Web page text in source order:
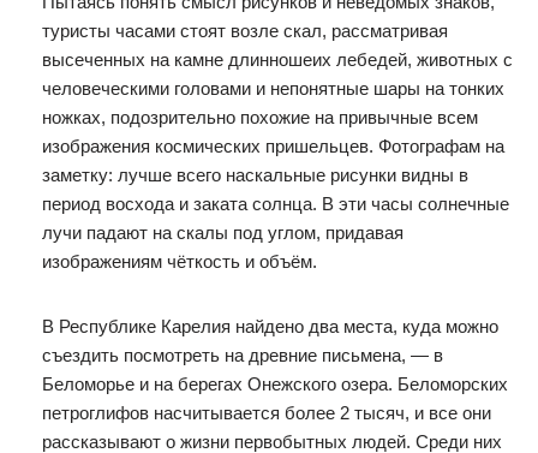
туристы часами стоят возле скал, рассматривая
высеченных на камне длинношеих лебедей, животных с
человеческими головами и непонятные шары на тонких
ножках, подозрительно похожие на привычные всем
изображения космических пришельцев. Фотографам на
заметку: лучше всего наскальные рисунки видны в
период восхода и заката солнца. В эти часы солнечные
лучи падают на скалы под углом, придавая
изображениям чёткость и объём.
В Республике Карелия найдено два места, куда можно
съездить посмотреть на древние письмена, — в
Беломорье и на берегах Онежского озера. Беломорских
петроглифов насчитывается более 2 тысяч, и все они
рассказывают о жизни первобытных людей. Среди них